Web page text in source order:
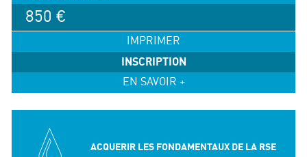
850 €
IMPRIMER
INSCRIPTION
EN SAVOIR +
ACQUERIR LES FONDAMENTAUX DE LA RSE